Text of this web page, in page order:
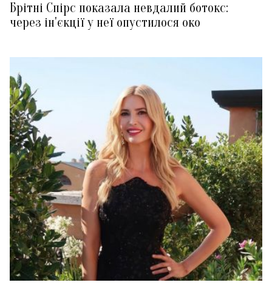
Брітні Спірс показала невдалий ботокс:
через ін'єкції у неї опустилося око